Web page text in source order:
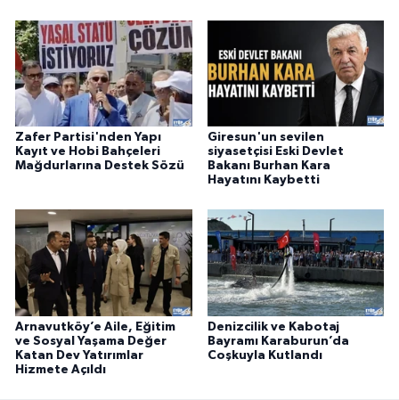
Zafer Partisi'nden Yapı
Kayıt ve Hobi Bahçeleri
Mağdurlarına Destek Sözü
Giresun'un sevilen
siyasetçisi Eski Devlet
Bakanı Burhan Kara
Hayatını Kaybetti
Arnavutköy’e Aile, Eğitim
ve Sosyal Yaşama Değer
Katan Dev Yatırımlar
Hizmete Açıldı
Denizcilik ve Kabotaj
Bayramı Karaburun’da
Coşkuyla Kutlandı